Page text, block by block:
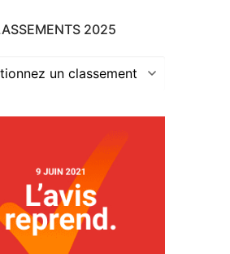
2025